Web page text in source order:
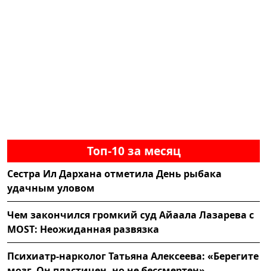
Топ-10 за месяц
Сестра Ил Дархана отметила День рыбака
удачным уловом
Чем закончился громкий суд Айаала Лазарева с
MOST: Неожиданная развязка
Психиатр-нарколог Татьяна Алексеева: «Берегите